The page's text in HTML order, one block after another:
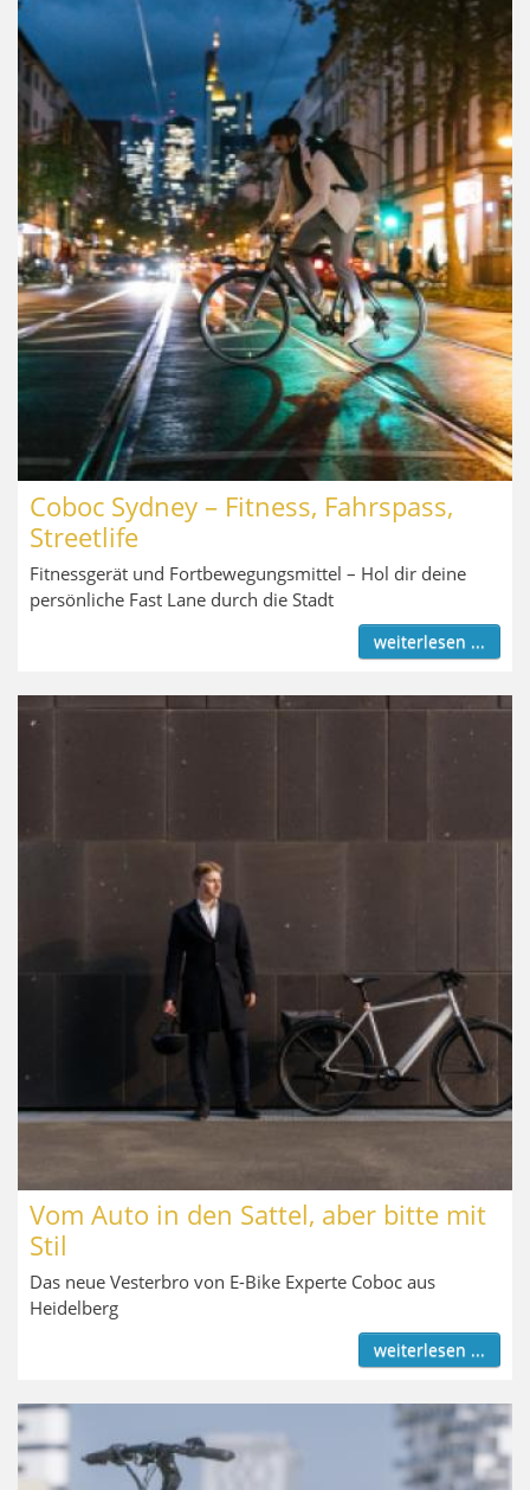
Coboc Sydney – Fitness, Fahrspass,
Streetlife
Fitnessgerät und Fortbewegungsmittel – Hol dir deine
persönliche Fast Lane durch die Stadt
weiterlesen ...
Vom Auto in den Sattel, aber bitte mit
Stil
Das neue Vesterbro von E-Bike Experte Coboc aus
Heidelberg
weiterlesen ...